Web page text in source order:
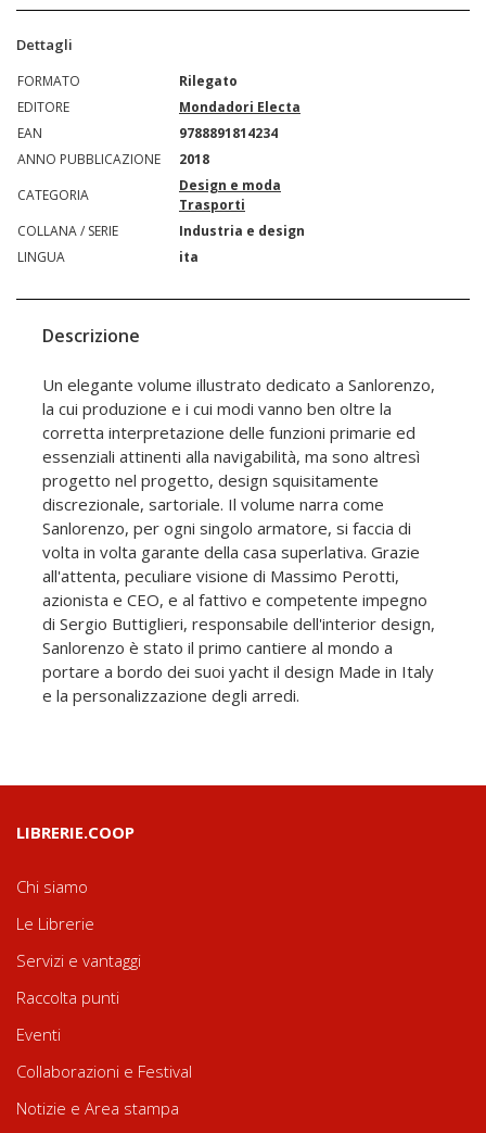
Dettagli
FORMATO
Rilegato
EDITORE
Mondadori Electa
EAN
9788891814234
ANNO PUBBLICAZIONE
2018
CATEGORIA
Design e moda
Trasporti
COLLANA / SERIE
Industria e design
LINGUA
ita
Descrizione
Un elegante volume illustrato dedicato a Sanlorenzo,
la cui produzione e i cui modi vanno ben oltre la
corretta interpretazione delle funzioni primarie ed
essenziali attinenti alla navigabilità, ma sono altresì
progetto nel progetto, design squisitamente
discrezionale, sartoriale. Il volume narra come
Sanlorenzo, per ogni singolo armatore, si faccia di
volta in volta garante della casa superlativa. Grazie
all'attenta, peculiare visione di Massimo Perotti,
azionista e CEO, e al fattivo e competente impegno
di Sergio Buttiglieri, responsabile dell'interior design,
Sanlorenzo è stato il primo cantiere al mondo a
portare a bordo dei suoi yacht il design Made in Italy
e la personalizzazione degli arredi.
LIBRERIE.COOP
Chi siamo
Le Librerie
Servizi e vantaggi
Raccolta punti
Eventi
Collaborazioni e Festival
Notizie e Area stampa